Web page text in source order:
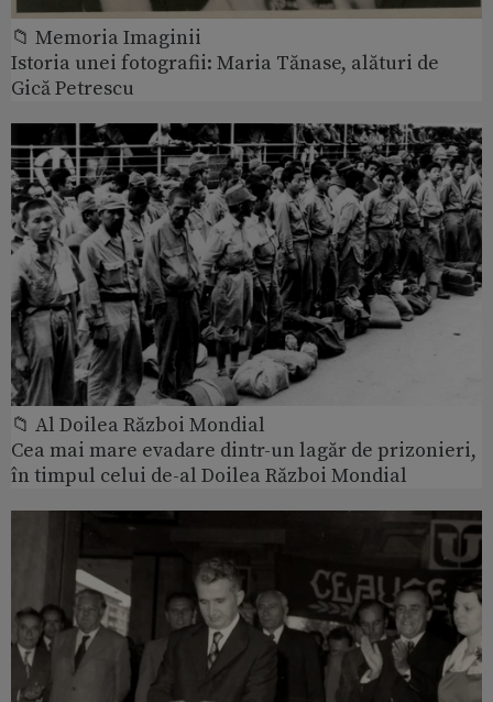
📁 Memoria Imaginii
Istoria unei fotografii: Maria Tănase, alături de
Gică Petrescu
📁 Al Doilea Război Mondial
Cea mai mare evadare dintr-un lagăr de prizonieri,
în timpul celui de-al Doilea Război Mondial